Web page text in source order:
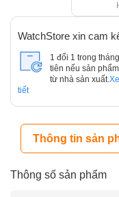
WatchStore xin cam
1 đổi 1 trong
tiên nếu sản
từ nhà sản xuất.
tiết
Thông tin sản
Thông số sản phẩm